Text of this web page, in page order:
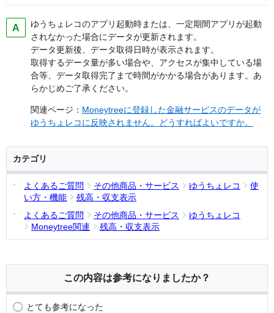
ゆうちょレコのアプリ起動時または、一定期間アプリが起動
されなかった場合にデータが更新されます。
データ更新後、データ取得日時が表示されます。
取得するデータ量が多い場合や、アクセスが集中している場
合等、データ取得完了まで時間がかかる場合があります。あ
らかじめご了承ください。
関連ページ： Moneytreeに登録した金融サービスのデータが
ゆうちょレコに反映されません。どうすればよいですか。
カテゴリ
よくあるご質問 その他商品・サービス ゆうちょレコ
使
い方・機能
残高・収支表示
よくあるご質問
その他商品・サービス
ゆうちょレコ
Moneytree関連
残高・収支表示
この内容は参考になりましたか？
とても参考になった